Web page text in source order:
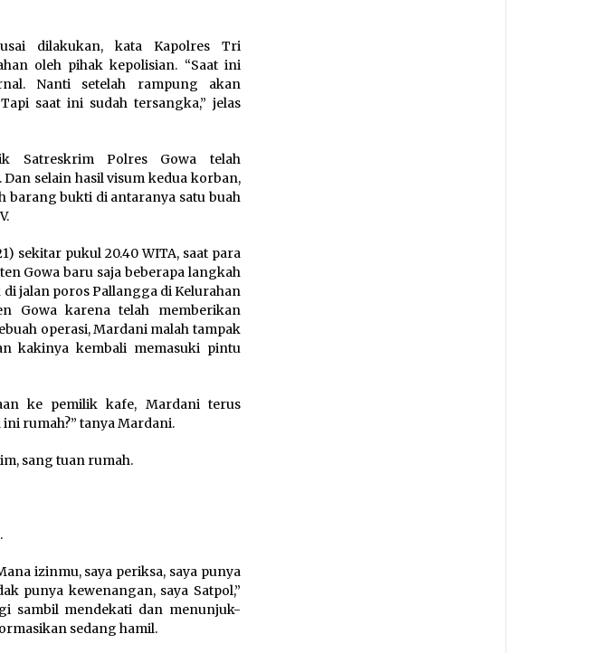
dilakukan, kata Kapolres Tri
oleh pihak kepolisian. “Saat ini
Nanti setelah rampung akan
saat ini sudah tersangka,” jelas
Satreskrim Polres Gowa telah
selain hasil visum kedua korban,
barang bukti di antaranya satu buah
sekitar pukul 20.40 WITA, saat para
Gowa baru saja beberapa langkah
jalan poros Pallangga di Kelurahan
Gowa karena telah memberikan
operasi, Mardani malah tampak
kakinya kembali memasuki pintu
ke pemilik kafe, Mardani terus
rumah?” tanya Mardani.
sang tuan rumah.
izinmu, saya periksa, saya punya
punya kewenangan, saya Satpol,”
sambil mendekati dan menunjuk-
sedang hamil.